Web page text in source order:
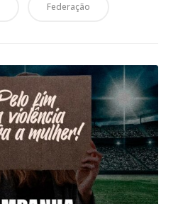
Federação